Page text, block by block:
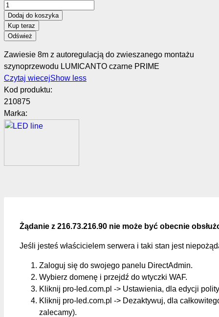
Dodaj do koszyka
Kup teraz
Zawiesie 8m z autoregulacją do zwieszanego montażu
szynoprzewodu LUMICANTO czarne PRIME
Czytaj wiecejShow less
Kod produktu:
210875
Marka:
Żądanie z 216.73.216.90 nie może być obecnie
Jeśli jesteś właścicielem serwera i taki stan jest
Zaloguj się do swojego panelu DirectAdmin.
Wybierz domenę i przejdź do wtyczki WAF.
Kliknij pro-led.com.pl -> Ustawienia, dla edycji
Kliknij pro-led.com.pl -> Dezaktywuj, dla
zalecamy).